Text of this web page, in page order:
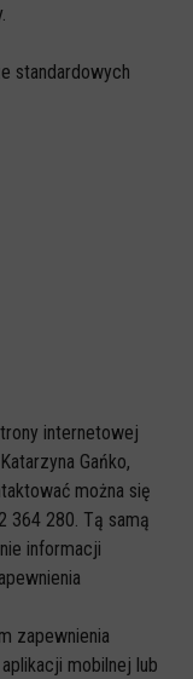
standardowych
internetowej
Gańko,
można się
364 280. Tą samą
informacji
zapewnienia
mobilnej lub